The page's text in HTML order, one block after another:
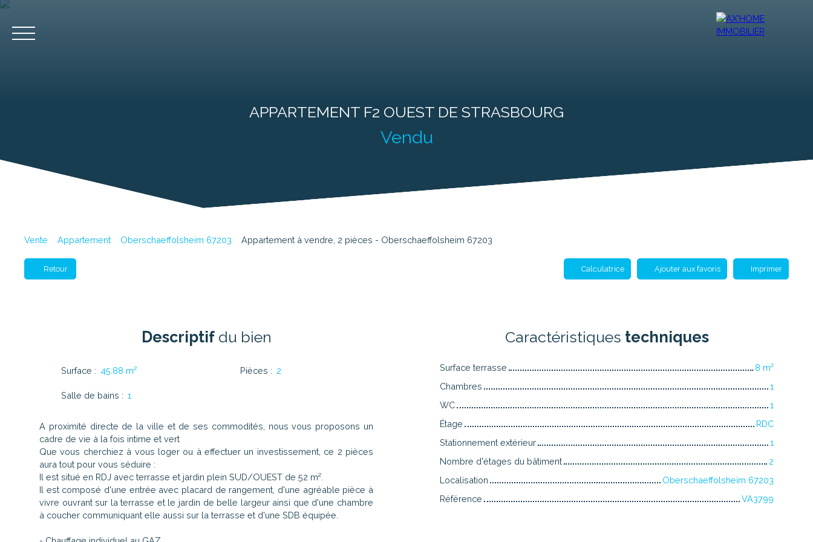
APPARTEMENT F2 OUEST DE STRASBOURG
Vendu
Vente Appartement Oberschaeffolsheim 67203 Appartement à vendre, 2 pièces - Oberschaeffolsheim 67203
Retour Calculatrice Ajouter aux favoris Imprimer
Descriptifdu bien
Surface : 45.88 m² Pièces : 2
Salle de bains : 1
A proximité directe de la ville et de ses commodités, nous vous proposons un
cadre de vie à la fois intime et vert
Que vous cherchiez à vous loger ou à effectuer un investissement, ce 2 pièces
aura tout pour vous séduire :
Il est situé en RDJ avec terrasse et jardin plein SUD/OUEST de 52 m².
Il est composé d'une entrée avec placard de rangement, d'une agréable pièce à
vivre ouvrant sur la terrasse et le jardin de belle largeur ainsi que d'une chambre
à coucher communiquant elle aussi sur la terrasse et d'une SDB équipée.
Caractéristiques techniques
Surface terrasse 8 m²
Chambres
1
WC
1
Étage
RDC
Stationnement extérieur
1
Nombre d'étages du bâtiment
2
Localisation
Oberschaeffolsheim 67203
Référence
VA3799